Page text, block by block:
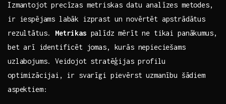
Izmantojot‌ precīzas metriskas datu analīzes metodes,⁢
ir iespējams labāk izprast​ un novērtēt ‍apstrādātus
rezultātus. Metrikas ⁣palīdz ​mērīt ne tikai panākumus,
bet ⁤arī identificēt jomas, kurās nepieciešams​
uzlabojums. ⁢Veidojot⁣ stratēģijas profilu
optimizācijai,⁤ ir svarīgi pievērst‌ uzmanību šādiem
aspektiem: